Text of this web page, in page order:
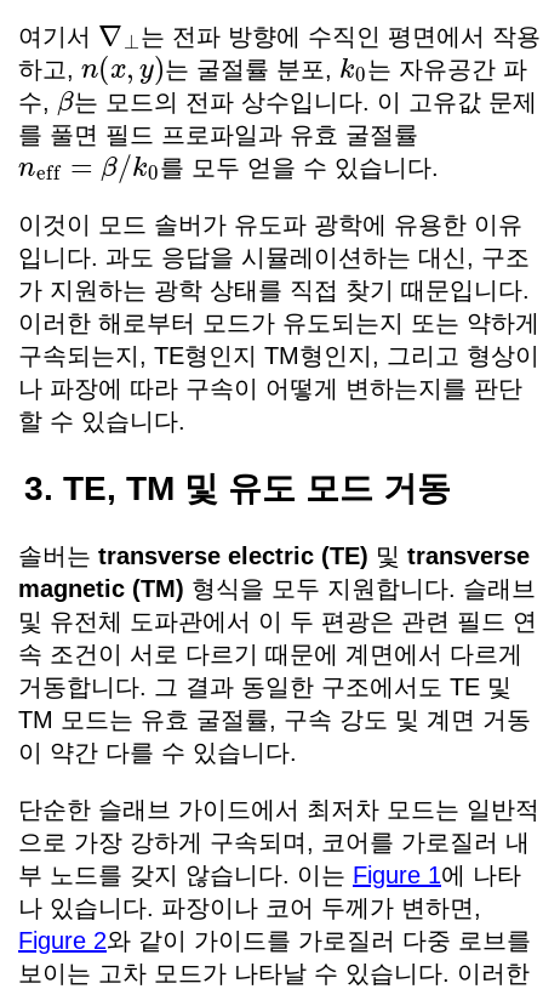
여기서
∇⊥
는 전파 방향에 수직인 평면에서 작용
하고,
n (x ,y)
는 굴절률 분포,
k 0
는 자유공간 파
수,
β
는 모드의 전파 상수입니다. 이 고유값 문제
를 풀면 필드 프로파일과 유효 굴절률
neff=β /k0
를 모두 얻을 수 있습니다.
이것이 모드 솔버가 유도파 광학에 유용한 이유
입니다. 과도 응답을 시뮬레이션하는 대신, 구조
가 지원하는 광학 상태를 직접 찾기 때문입니다.
이러한 해로부터 모드가 유도되는지 또는 약하게
구속되는지, TE형인지 TM형인지, 그리고 형상이
나 파장에 따라 구속이 어떻게 변하는지를 판단
할 수 있습니다.
3. TE, TM 및 유도 모드 거동
솔버는 transverse electric (TE) 및 transverse
magnetic (TM) 형식을 모두 지원합니다. 슬래브
및 유전체 도파관에서 이 두 편광은 관련 필드 연
속 조건이 서로 다르기 때문에 계면에서 다르게
거동합니다. 그 결과 동일한 구조에서도 TE 및
TM 모드는 유효 굴절률, 구속 강도 및 계면 거동
이 약간 다를 수 있습니다.
단순한 슬래브 가이드에서 최저차 모드는 일반적
으로 가장 강하게 구속되며, 코어를 가로질러 내
부 노드를 갖지 않습니다. 이는 Figure 1에 나타
나 있습니다. 파장이나 코어 두께가 변하면,
Figure 2와 같이 가이드를 가로질러 다중 로브를
보이는 고차 모드가 나타날 수 있습니다. 이러한